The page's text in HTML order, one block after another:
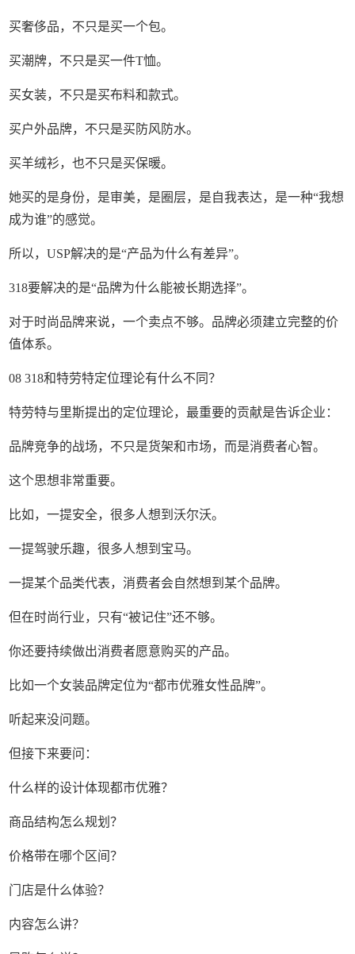
买奢侈品，不只是买一个包。
买潮牌，不只是买一件T恤。
买女装，不只是买布料和款式。
买户外品牌，不只是买防风防水。
买羊绒衫，也不只是买保暖。
她买的是身份，是审美，是圈层，是自我表达，是一种“我想
成为谁”的感觉。
所以，USP解决的是“产品为什么有差异”。
318要解决的是“品牌为什么能被长期选择”。
对于时尚品牌来说，一个卖点不够。品牌必须建立完整的价
值体系。
08 318和特劳特定位理论有什么不同？
特劳特与里斯提出的定位理论，最重要的贡献是告诉企业：
品牌竞争的战场，不只是货架和市场，而是消费者心智。
这个思想非常重要。
比如，一提安全，很多人想到沃尔沃。
一提驾驶乐趣，很多人想到宝马。
一提某个品类代表，消费者会自然想到某个品牌。
但在时尚行业，只有“被记住”还不够。
你还要持续做出消费者愿意购买的产品。
比如一个女装品牌定位为“都市优雅女性品牌”。
听起来没问题。
但接下来要问：
什么样的设计体现都市优雅？
商品结构怎么规划？
价格带在哪个区间？
门店是什么体验？
内容怎么讲？